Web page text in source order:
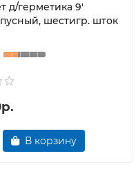
д/герметика 9'
шестигр. шток
В корзину